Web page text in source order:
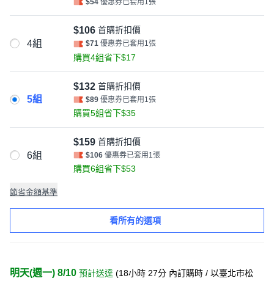
$54 優惠券已套用1張
4組
$106 首購折扣價
$71 優惠券已套用1張
購買4組省下$17
5組
$132 首購折扣價
$89 優惠券已套用1張
購買5組省下$35
6組
$159 首購折扣價
$106 優惠券已套用1張
購買6組省下$53
節省金額基準
看所有的選項
明天(週一) 8/10 預計送達 (18小時 27分 內訂購時 / 以臺北市松